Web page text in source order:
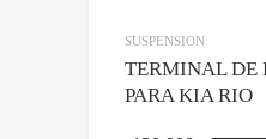
SUSPENSION
TERMINAL DE
PARA KIA RIO